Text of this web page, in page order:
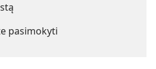
pasimokyti